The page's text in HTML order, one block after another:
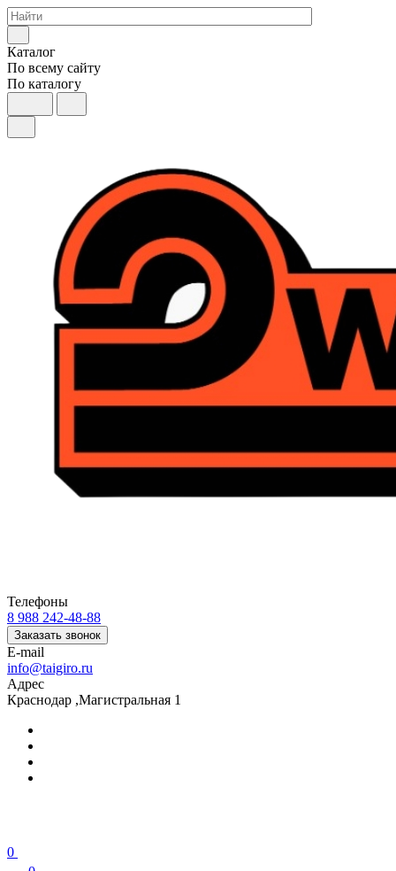
Каталог
По всему сайту
По каталогу
Телефоны
8 988 242-48-88
Заказать звонок
E-mail
info@taigiro.ru
Адрес
Краснодар ,Магистральная 1
0